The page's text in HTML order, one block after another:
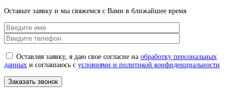
Оставьте заявку и мы свяжемся с Вами в ближайшее время
Оставляя заявку, я даю свое согласие на обработку персональных
данных и соглашаюсь с условиями и политикой конфиденциальности